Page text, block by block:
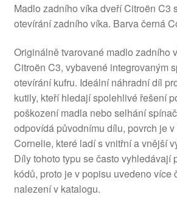
Madlo zadního víka dveří Citroën C3
otevírání zadního víka. Barva černá
Originálně tvarované madlo zadního
Citroën C3, vybavené integrovaným
otevírání kufru. Ideální náhradní díl
kutily, kteří hledají spolehlivé řešení
poškození madla nebo selhání
odpovídá původnímu dílu, povrch je
Cornelie, které ladí s vnitřní a vnější
Díly tohoto typu se často vyhledávají
kódů, proto je v popisu uvedeno více
nalezení v katalogu.